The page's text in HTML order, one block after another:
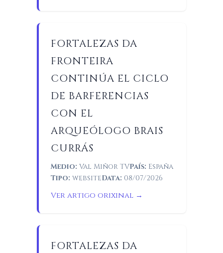
FORTALEZAS DA
FRONTEIRA
CONTINÚA EL CICLO
DE BARFERENCIAS
CON EL
ARQUEÓLOGO BRAIS
CURRÁS
Medio: Val Miñor TVPaís: España
Tipo: websiteData: 08/07/2026
Ver artigo orixinal →
FORTALEZAS DA